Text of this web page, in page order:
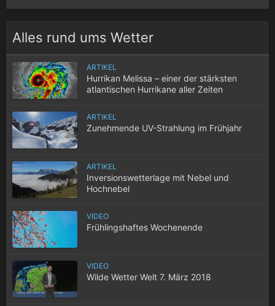
Alles rund ums Wetter
ARTIKEL
Hurrikan Melissa – einer der stärksten
atlantischen Hurrikane aller Zeiten
ARTIKEL
Zunehmende UV-Strahlung im Frühjahr
ARTIKEL
Inversionswetterlage mit Nebel und
Hochnebel
VIDEO
Frühlingshaftes Wochenende
VIDEO
Wilde Wetter Welt 7. März 2018